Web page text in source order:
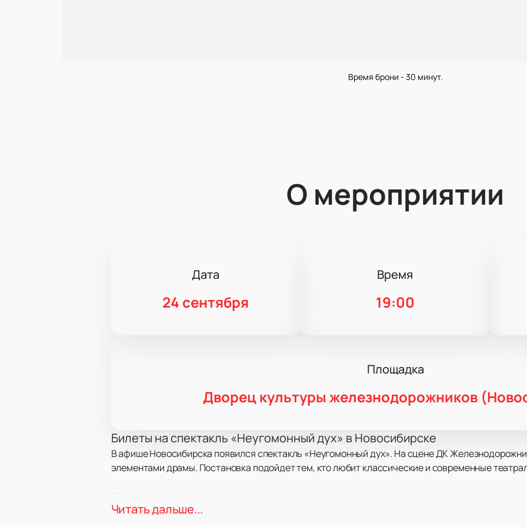
Время брони - 30 минут.
О мероприятии
Дата
24 сентября
Время
19:00
Площадка
Дворец культуры железнодорожников
Билеты на спектакль «Неугомонный дух» в Новосибирске
В афише Новосибирска появился спектакль «Неугомонный дух». На сцене ДК
элементами драмы. Постановка подойдет тем, кто любит классические и современные
Главный герой Чарльз Кондомайн решает провести спиритический сеанс с участием медиума.
Читать дальше...